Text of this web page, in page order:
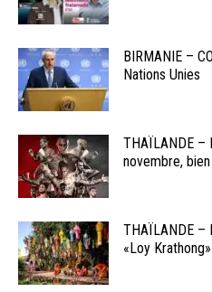
BIRMANIE –
Nations Unies
THAÏLANDE –
novembre, bien
THAÏLANDE –
«Loy